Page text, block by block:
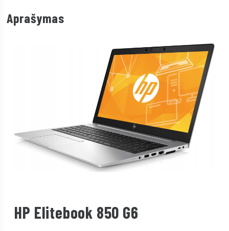
Aprašymas
HP Elitebook 850 G6